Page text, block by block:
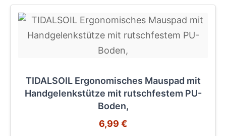
TIDALSOIL Ergonomisches Mauspad mit
Handgelenkstütze mit rutschfestem PU-
Boden,
6,99 €